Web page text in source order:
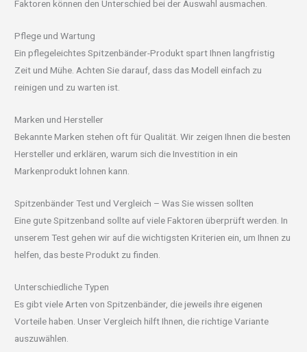
Faktoren können den Unterschied bei der Auswahl ausmachen.
Pflege und Wartung
Ein pflegeleichtes Spitzenbänder-Produkt spart Ihnen langfristig
Zeit und Mühe. Achten Sie darauf, dass das Modell einfach zu
reinigen und zu warten ist.
Marken und Hersteller
Bekannte Marken stehen oft für Qualität. Wir zeigen Ihnen die besten
Hersteller und erklären, warum sich die Investition in ein
Markenprodukt lohnen kann.
Spitzenbänder Test und Vergleich – Was Sie wissen sollten
Eine gute Spitzenband sollte auf viele Faktoren überprüft werden. In
unserem Test gehen wir auf die wichtigsten Kriterien ein, um Ihnen zu
helfen, das beste Produkt zu finden.
Unterschiedliche Typen
Es gibt viele Arten von Spitzenbänder, die jeweils ihre eigenen
Vorteile haben. Unser Vergleich hilft Ihnen, die richtige Variante
auszuwählen.